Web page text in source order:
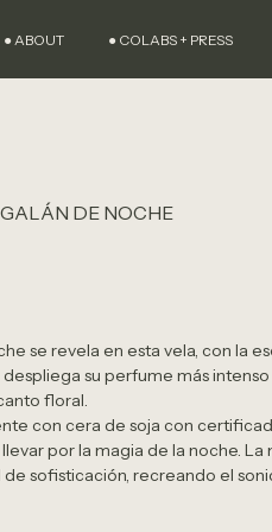
● ABOUT ● COLABS + PRESS
DE NOCHE
se revela en esta vela, con la
su perfume más intenso
floral.
con cera de soja con
por la magia de la noche.
sofisticación, recreando el